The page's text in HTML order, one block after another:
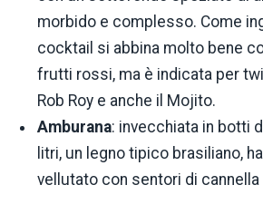
morbido e complesso. Come
cocktail si abbina molto bene
frutti rossi, ma è indicata per
Rob Roy e anche il Mojito.
Amburana: invecchiata in botti
litri, un legno tipico brasiliano,
vellutato con sentori di cannella